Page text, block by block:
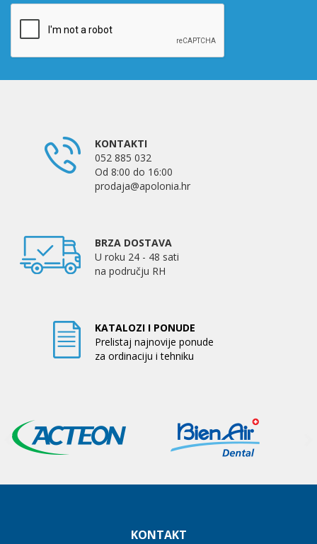
KONTAKTI
052 885 032
Od 8:00 do 16:00
prodaja@apolonia.hr
BRZA DOSTAVA
U roku 24 - 48 sati
na području RH
KATALOZI I PONUDE
Prelistaj najnovije ponude
za ordinaciju i tehniku
KONTAKT